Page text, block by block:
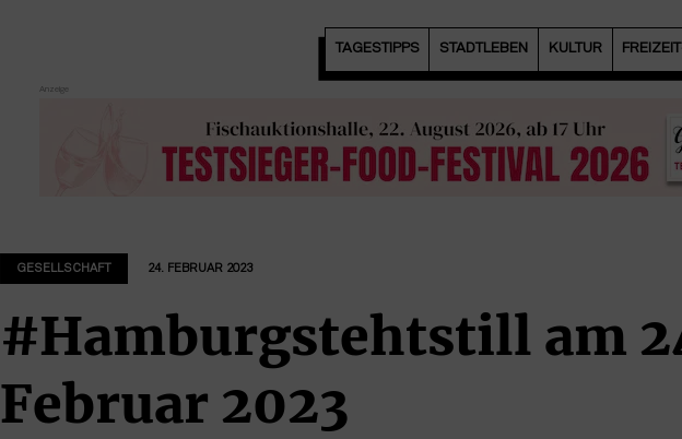
TAGESTIPPS STADTLEBEN KULTUR
GESELLSCHAFT 24. FEBRUAR 2023
#Hamburgstehtstill am
Februar 2023